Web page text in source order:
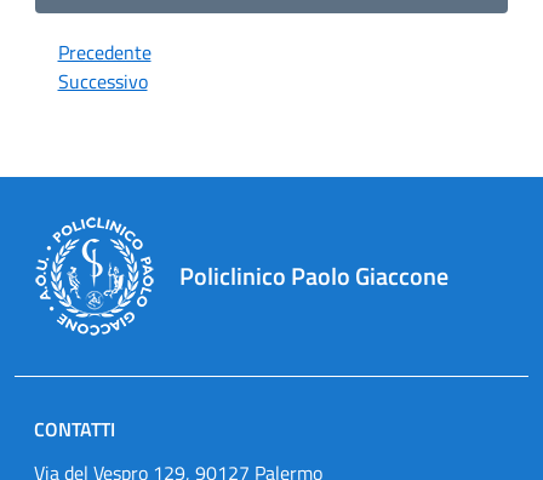
Precedente
Successivo
Policlinico Paolo Giaccone
CONTATTI
Via del Vespro 129, 90127 Palermo